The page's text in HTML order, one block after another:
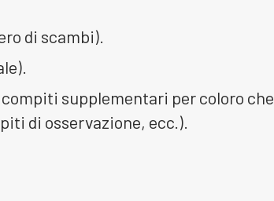
di scambi).
supplementari per coloro che
di osservazione, ecc.).